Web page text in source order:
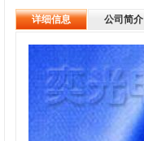
详细信息 公司简介